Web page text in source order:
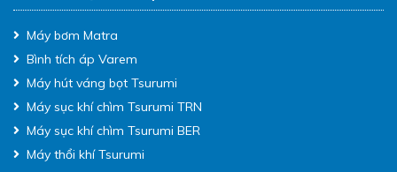
Máy bơm Matra
Bình tích áp Varem
Máy hút váng bọt Tsurumi
Máy sục khí chìm Tsurumi TRN
Máy sục khí chìm Tsurumi BER
Máy thổi khí Tsurumi